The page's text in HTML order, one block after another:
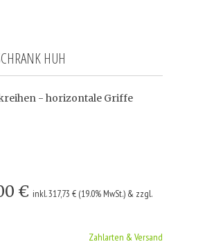
HUH
- horizontale Griffe
€ inkl. 317,73 € (19.0% MwSt.) & zzgl.
Zahlarten & Versand